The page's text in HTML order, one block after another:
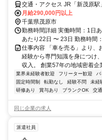
交通・アクセス JR「新茂原
月給290,000円以上
千葉県茂原市
勤務時間詳細 実働時間：1日
あたり22日 〜 23日 勤務時間
仕事内容 「車を売る」より、
経験から専門知識を身につけ
収入。 創業57年の地域密着企
業界未経験者歓迎 フリーター歓迎 バ
固定時間制
転勤なし 経験不問 未経
研修あり
賞与あり ブランクOK 交
同じ企業の求人
派遣社員